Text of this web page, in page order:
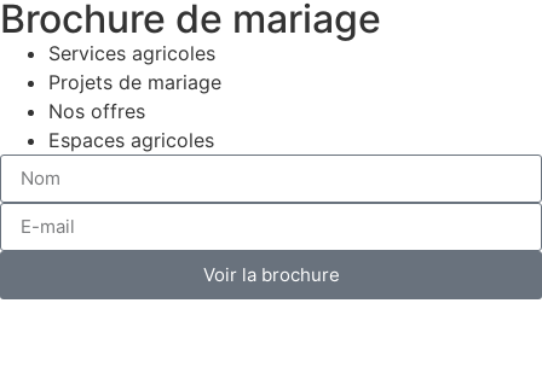
Brochure de mariage
Services agricoles
Projets de mariage
Nos offres
Espaces agricoles
Voir la brochure